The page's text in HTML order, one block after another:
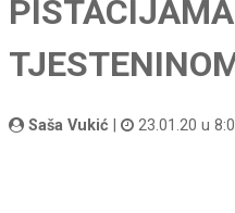
Saša Vukić 23.01.20 u